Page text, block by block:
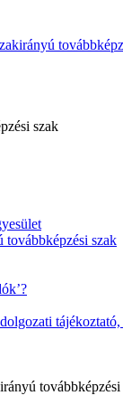
szak
továbbképzési szak
továbbképzési